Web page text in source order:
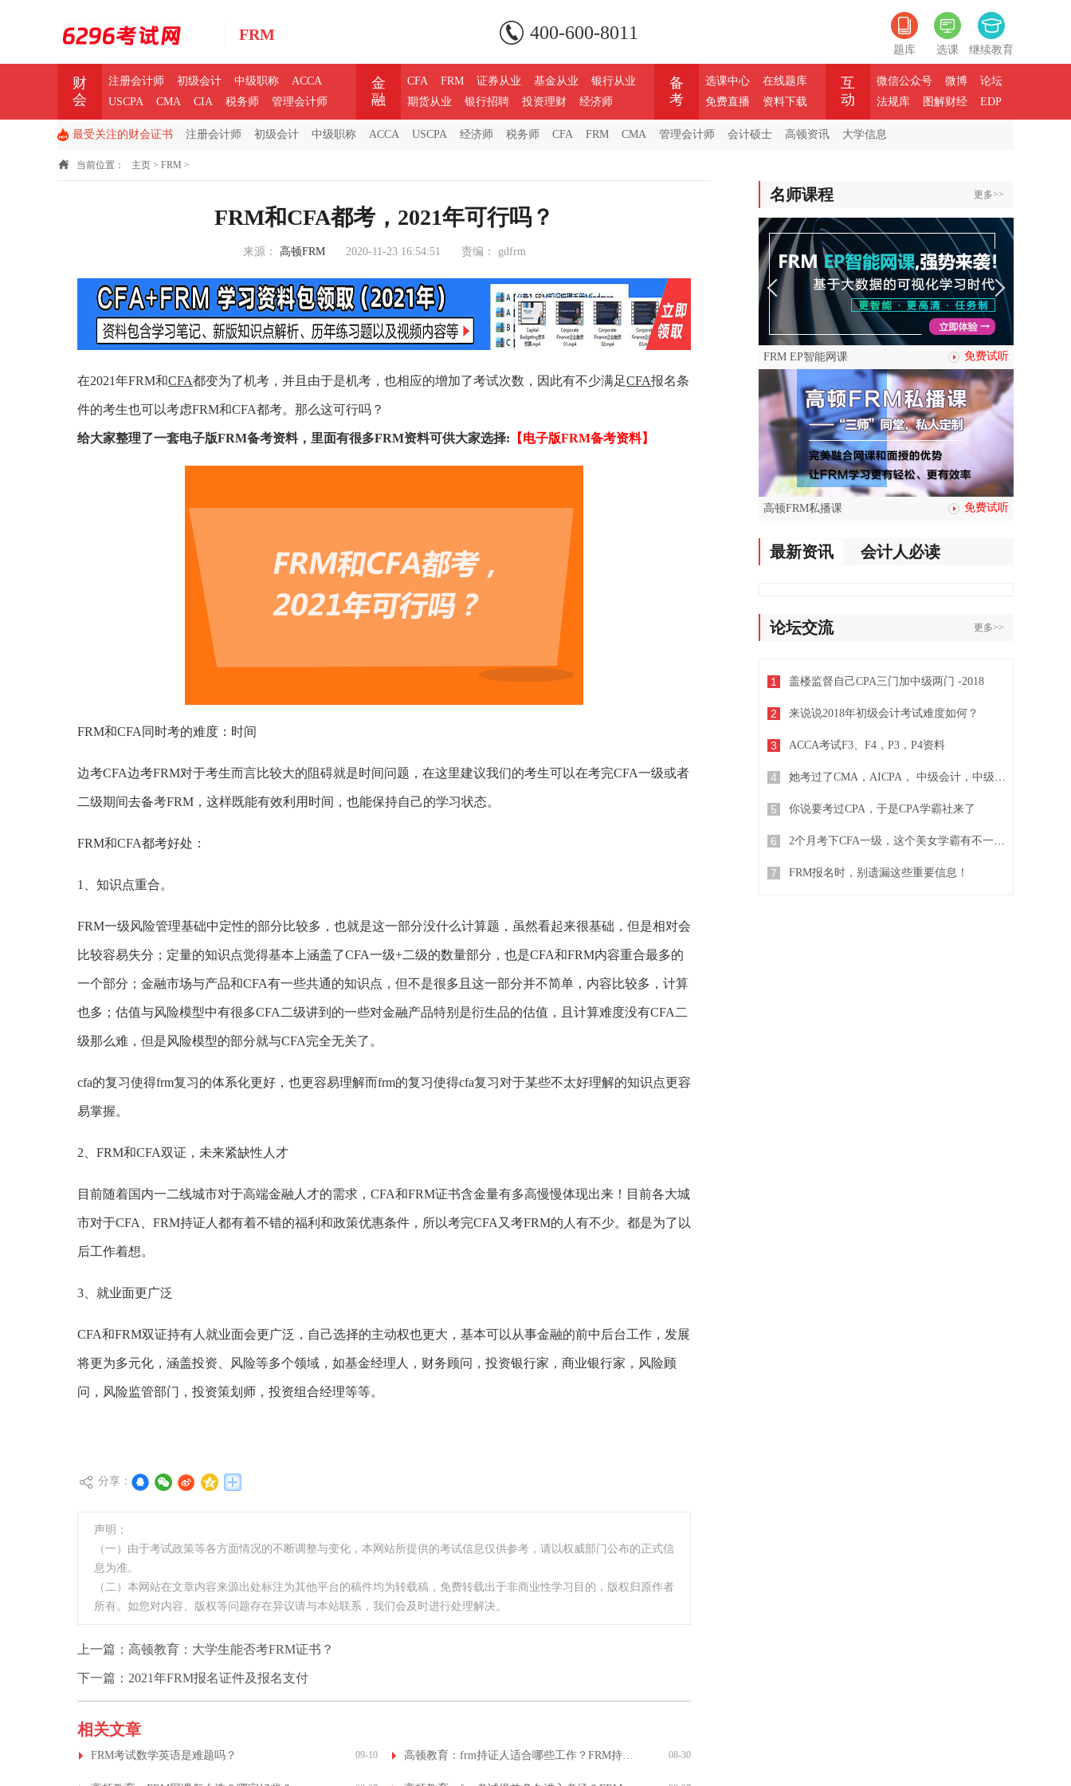
FRM 400-600-8011
题库 选课 继续教育
财
会
注册会计师 初级会计 中级职称
ACCA
USCPA
CMA CIA 税务师 管理会计师
金
融
CFA FRM 证券从业 基金从业
银行从业
期货从业
银行招聘 投资理财 经济师
备
考
选课中心
在线题库
免费直播
资料下载
互
动
微信公众号 微博
论坛
法规库
图解财经 EDP
最受关注的财会证书 注册会计师 初级会计 中级职称 ACCA USCPA 经济师 税务师 CFA FRM CMA 管理会计师 会计硕士 高顿资讯 大学信息
当前位置： 主页 > FRM >
FRM和CFA都考，2021年可行吗？
来源： 高顿FRM 2020-11-23 16:54:51 责编： gdfrm
在2021年FRM和CFA都变为了机考，并且由于是机考，也相应的增加了考试次数，因此有不少满足CFA报名条
件的考生也可以考虑FRM和CFA都考。那么这可行吗？
给大家整理了一套电子版FRM备考资料，里面有很多FRM资料可供大家选择: 【电子版FRM备考资料】
FRM和CFA同时考的难度：时间
边考CFA边考FRM对于考生而言比较大的阻碍就是时间问题，在这里建议我们的考生可以在考完CFA一级或者
二级期间去备考FRM，这样既能有效利用时间，也能保持自己的学习状态。
FRM和CFA都考好处：
1、知识点重合。
FRM一级风险管理基础中定性的部分比较多，也就是这一部分没什么计算题，虽然看起来很基础，但是相对会
比较容易失分；定量的知识点觉得基本上涵盖了CFA一级+二级的数量部分，也是CFA和FRM内容重合最多的
一个部分；金融市场与产品和CFA有一些共通的知识点，但不是很多且这一部分并不简单，内容比较多，计算
也多；估值与风险模型中有很多CFA二级讲到的一些对金融产品特别是衍生品的估值，且计算难度没有CFA二
级那么难，但是风险模型的部分就与CFA完全无关了。
cfa的复习使得frm复习的体系化更好，也更容易理解而frm的复习使得cfa复习对于某些不太好理解的知识点更容
易掌握。
2、FRM和CFA双证，未来紧缺性人才
目前随着国内一二线城市对于高端金融人才的需求，CFA和FRM证书含金量有多高慢慢体现出来！目前各大城
市对于CFA、FRM持证人都有着不错的福利和政策优惠条件，所以考完CFA又考FRM的人有不少。都是为了以
后工作着想。
3、就业面更广泛
CFA和FRM双证持有人就业面会更广泛，自己选择的主动权也更大，基本可以从事金融的前中后台工作，发展
将更为多元化，涵盖投资、风险等多个领域，如基金经理人，财务顾问，投资银行家，商业银行家，风险顾
问，风险监管部门，投资策划师，投资组合经理等等。
分享：
声明：
（一）由于考试政策等各方面情况的不断调整与变化，本网站所提供的考试信息仅供参考，请以权威部门公布的正式信
息为准。
（二）本网站在文章内容来源出处标注为其他平台的稿件均为转载稿，免费转载出于非商业性学习目的，版权归原作者
所有。如您对内容、版权等问题存在异议请与本站联系，我们会及时进行处理解决。
上一篇： 高顿教育：大学生能否考FRM证书？
下一篇： 2021年FRM报名证件及报名支付
相关文章
FRM考试数学英语是难题吗？ 09-10 高顿教育：frm持证人适合哪些工作？FRM持证人前景如何？ 08-30
名师课程 更多>>
FRM EP智能网课 免费试听
高顿FRM私播课 免费试听
最新资讯 会计人必读
论坛交流 更多>>
1 盖楼监督自己CPA三门加中级两门 -2018
2 来说说2018年初级会计考试难度如何？
3 ACCA考试F3、F4，P3，P4资料
4 她考过了CMA，AICPA， 中级会计，中级经济师...
5 你说要考过CPA，于是CPA学霸社来了
6 2个月考下CFA一级，这个美女学霸有不一样的复习方法
7 FRM报名时，别遗漏这些重要信息！